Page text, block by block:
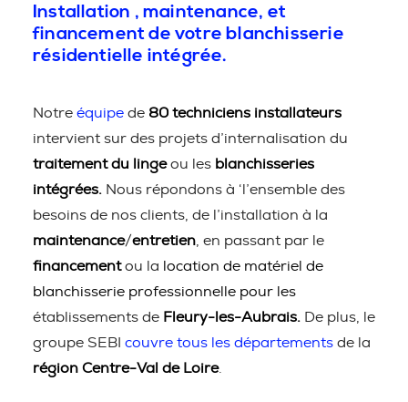
Installation , maintenance, et
financement de votre blanchisserie
résidentielle intégrée.
Notre équipe de 80 techniciens installateurs
intervient sur des projets d’internalisation du
traitement du lingeou les blanchisseries
intégrées. Nous répondons à ‘l’ensemble des
besoins de nos clients, de l’installation à la
maintenance/entretien , en passant par le
financementou la location de matériel de
blanchisserie professionnelle pour les
établissements de Fleury-les-Aubrais. De plus, le
groupe SEBI couvre tous les départements de la
région Centre-Val de Loire.